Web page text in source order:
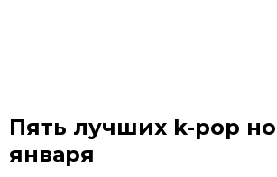
Пять лучших k-pop
января